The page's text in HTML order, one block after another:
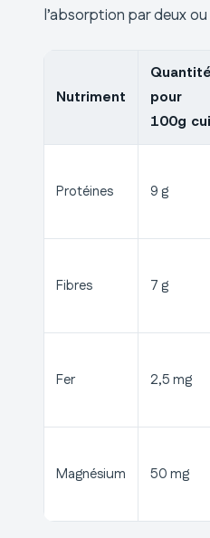
l’absorption par deux
Nutriment
Quantité
pour
100g
Protéines 9 g
Fibres 7 g
Fer 2,5 mg
Magnésium 50 mg